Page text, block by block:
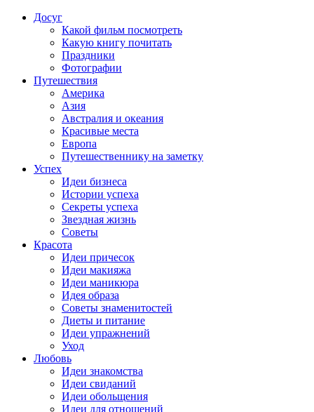
Досуг
Какой фильм посмотреть
Какую книгу почитать
Праздники
Фотографии
Путешествия
Америка
Азия
Австралия и океания
Красивые места
Европа
Путешественнику на заметку
Успех
Идеи бизнеса
Истории успеха
Секреты успеха
Звездная жизнь
Советы
Красота
Идеи причесок
Идеи макияжа
Идеи маникюра
Идея образа
Советы знаменитостей
Диеты и питание
Идеи упражнений
Уход
Любовь
Идеи знакомства
Идеи свиданий
Идеи обольщения
Идеи для отношений